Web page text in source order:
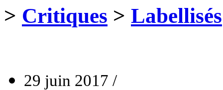
> Critiques > Labellisés
29 juin 2017 /